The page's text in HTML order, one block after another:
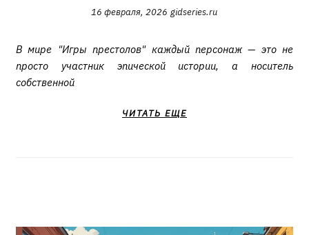
16 февраля, 2026 gidseries.ru
В мире "Игры престолов" каждый персонаж — это не
просто участник эпической истории, а носитель
собственной
ЧИТАТЬ ЕЩЕ